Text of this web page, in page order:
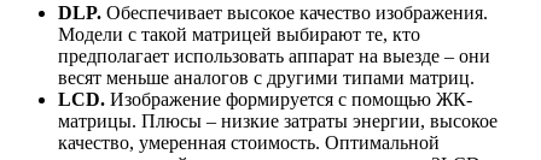
DLP. Обеспечивает высокое качество изображения.
Модели с такой матрицей выбирают те, кто
предполагает использовать аппарат на выезде – они
весят меньше аналогов с другими типами матриц.
LCD. Изображение формируется с помощью ЖК-
матрицы. Плюсы – низкие затраты энергии, высокое
качество, умеренная стоимость. Оптимальной